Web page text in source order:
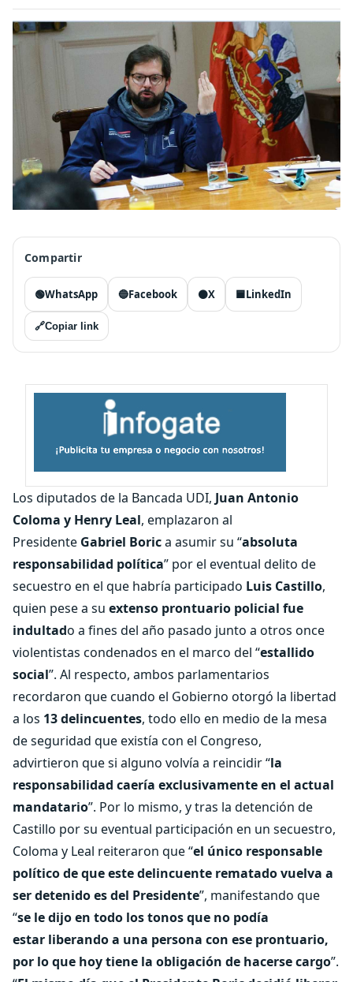
Compartir
🟢WhatsApp 🔵Facebook ⚫X 🟦LinkedIn
🔗Copiar link
Los diputados de la Bancada UDI, Juan Antonio
Coloma y Henry Leal, emplazaron al
Presidente Gabriel Borica asumir su “absoluta
responsabilidad política” por el eventual delito de
secuestro en el que habría participado Luis Castillo,
quien pese a su extenso prontuario policial fue
indultado a fines del año pasado junto a otros once
violentistas condenados en el marco del “estallido
social”. Al respecto, ambos parlamentarios
recordaron que cuando el Gobierno otorgó la libertad
a los 13delincuentes, todo ello en medio de la mesa
de seguridad que existía con el Congreso,
advirtieron que si alguno volvía a reincidir “la
responsabilidad caería exclusivamente en el actual
mandatario”. Por lo mismo, y tras la detención de
Castillo por su eventual participación en un secuestro,
Coloma y Leal reiteraron que “el único responsable
político de que este delincuente rematado vuelva a
serdetenido es del Presidente”, manifestando que
“se le dijo en todo los tonos que no podía
estar liberando a una persona con ese prontuario,
por lo que hoy tiene la obligación de hacerse cargo”.